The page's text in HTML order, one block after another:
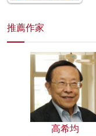
推薦作家
高希均